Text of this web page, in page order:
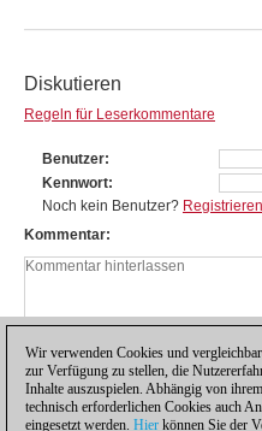
Diskutieren
Regeln für Leserkommentare
Benutzer
Kennwort
Noch kein Benutzer? Registrieren
Kommentar
Wir verwenden Cookies und
zur Verfügung zu stellen, die
Inhalte auszuspielen. Abhängig von
technisch erforderlichen Cookies auch
eingesetzt werden. Hier können Sie der